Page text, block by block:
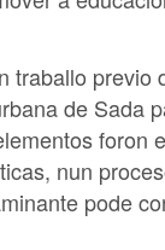
traballo
de Sada
foron
nun
pode